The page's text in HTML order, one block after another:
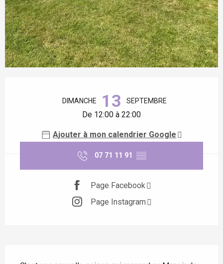
DIMANCHE 13 SEPTEMBRE
De 12:00 à 22:00
Ajouter à mon calendrier Google
07 71 11 91 ▒▒
Page Facebook
Page Instagram